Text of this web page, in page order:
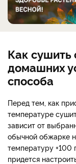
Как сушить
домашних
способа
Перед тем, как
температуре
зависит от
обычной обжарке
температуру +100
придется